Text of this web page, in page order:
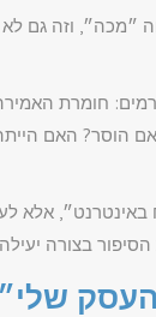
״מכה״, וזה גם
חומרת
הוסר? האם
אלא
בצורה
שלי״